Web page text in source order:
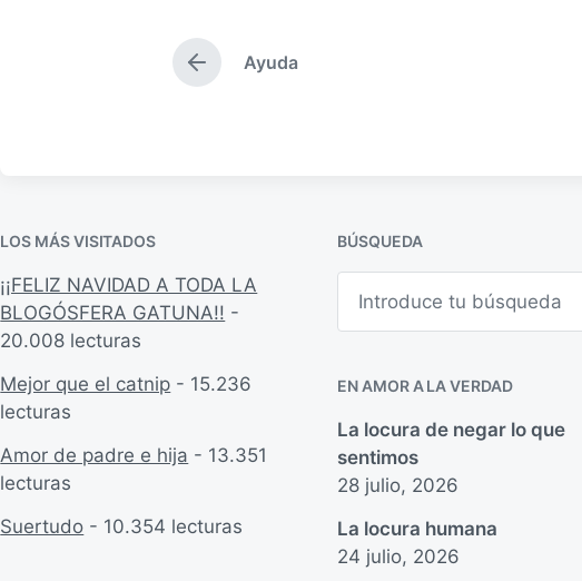
p
i
ó
E
n
t
e
r
r
Ayuda
LOS MÁS VISITADOS
¡¡FELIZ NAVIDAD A TODA LA
BLOGÓSFERA GATUNA!! -
20.008 lecturas
Mejor que el catnip - 15.236
lecturas
Amor de padre e hija - 13.351
lecturas
Suertudo - 10.354 lecturas
BÚSQUEDA
r
EN AMOR A LA VERDAD
La locura de negar lo que
sentimos
28 julio, 2026
La locura humana
24 julio, 2026